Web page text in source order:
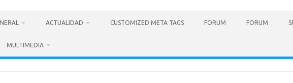
ACTUALIDAD CUSTOMIZED META TAGS FORUM FORUM
MULTIMEDIA